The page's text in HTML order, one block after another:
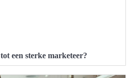
een sterke marketeer?